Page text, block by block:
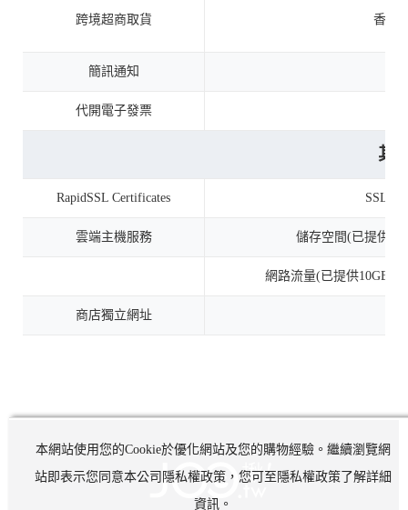
跨境超商取貨 香港
簡訊通知
代開電子發票
其
RapidSSL Certificates SSL網
雲端主機服務 儲存空間(已提供
網路流量(已提供10GB
商店獨立網址
本網站使用您的Cookie於優化網站及您的購物經驗。繼續瀏覽網
站即表示您同意本公司隱私權政策，您可至隱私權政策了解詳細
資訊。